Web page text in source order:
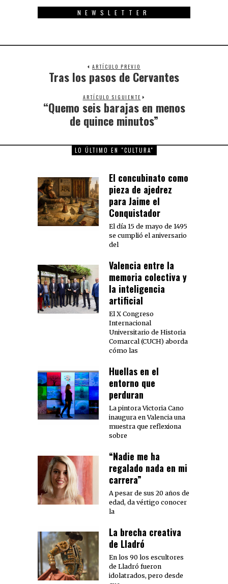
NEWSLETTER
ARTÍCULO PREVIO
Previous
Tras los pasos de Cervantes
ARTÍCULO SIGUIENTE
Next
post:
“Quemo seis barajas en menos
de quince minutos”
LO ÚLTIMO EN "CULTURA"
El concubinato como
pieza de ajedrez
para Jaime el
Conquistador
El día 15 de mayo de 1495
se cumplió el aniversario
del
Valencia entre la
memoria colectiva y
la inteligencia
artificial
El X Congreso
Internacional
Universitario de Historia
Comarcal (CUCH) aborda
cómo las
Huellas en el
entorno que
perduran
La pintora Victoria Cano
inaugura en Valencia una
muestra que reflexiona
sobre
“Nadie me ha
regalado nada en mi
carrera”
A pesar de sus 20 años de
edad, da vértigo conocer
la
La brecha creativa
de Lladró
En los 90 los escultores
de Lladró fueron
idolatrados, pero desde